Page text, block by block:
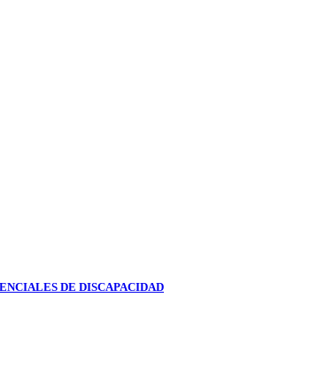
DE DISCAPACIDAD